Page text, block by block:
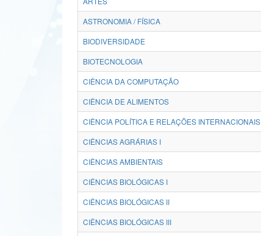
ASTRONOMIA / FÍSICA
BIODIVERSIDADE
BIOTECNOLOGIA
CIÊNCIA DA COMPUTAÇÃO
CIÊNCIA DE ALIMENTOS
CIÊNCIA POLÍTICA E RELAÇÕES INTERNACIONAIS
CIÊNCIAS AGRÁRIAS I
CIÊNCIAS AMBIENTAIS
CIÊNCIAS BIOLÓGICAS I
CIÊNCIAS BIOLÓGICAS II
CIÊNCIAS BIOLÓGICAS III